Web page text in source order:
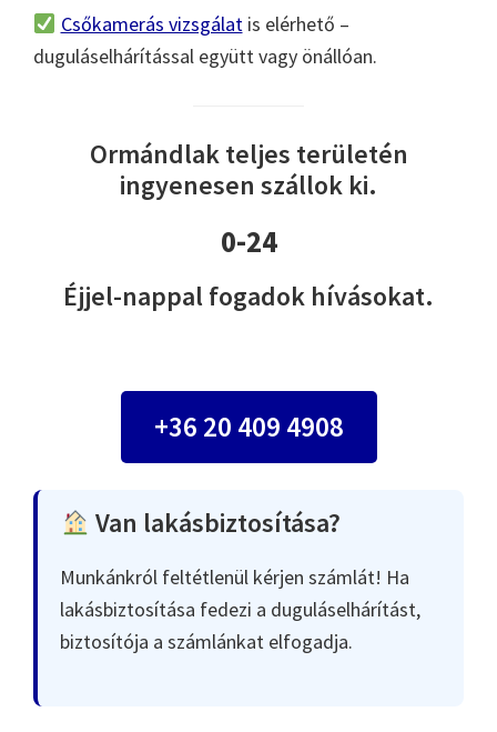
Csőkamerás vizsgálatis elérhető –
duguláselhárítással együtt vagy önállóan.
Ormándlak teljes területén
ingyenesen szállok ki.
0-24
Éjjel-nappal fogadok hívásokat.
+36 20 409 4908
Van lakásbiztosítása?
Munkánkról feltétlenül kérjen számlát! Ha
lakásbiztosítása fedezi a duguláselhárítást,
biztosítója a számlánkat elfogadja.